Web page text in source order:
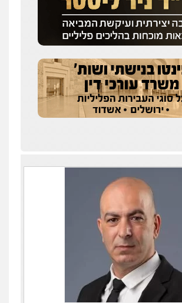
עו"ד זוהר ארבל
פלילי פשיעה חמורה מעצרים וחקירות
קטינים
עו"ד אסף דוק
פלילי עבירות מין סמים והימורים פשיעה
חמורה חקירות ומעצרים צווארון לבן והונאה
0526885006
משפט פלילי פשיעה חמורה מעצרים
0544218336
עו"ד שגיא אקו
מעצרים וחקירות
עורכי דין לענייני אסירים
0525279829
אלי אונגר משרד עו"ד
פשיעה חמורה מעצרים